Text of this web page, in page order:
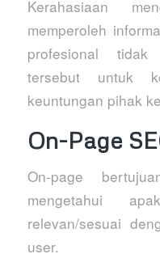
Kerahasiaan
memperoleh
profesional tidak
tersebut untuk
keuntungan pihak
On-Page
On-page
mengetahui
relevan/sesuai
user.